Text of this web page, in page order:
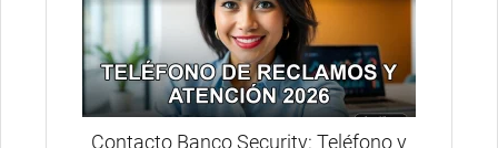
Contacto Banco Security: Teléfono y